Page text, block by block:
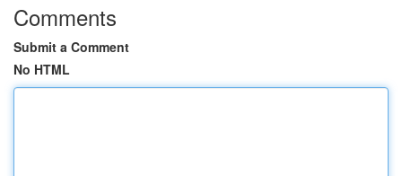
Comments
Submit a Comment
No HTML